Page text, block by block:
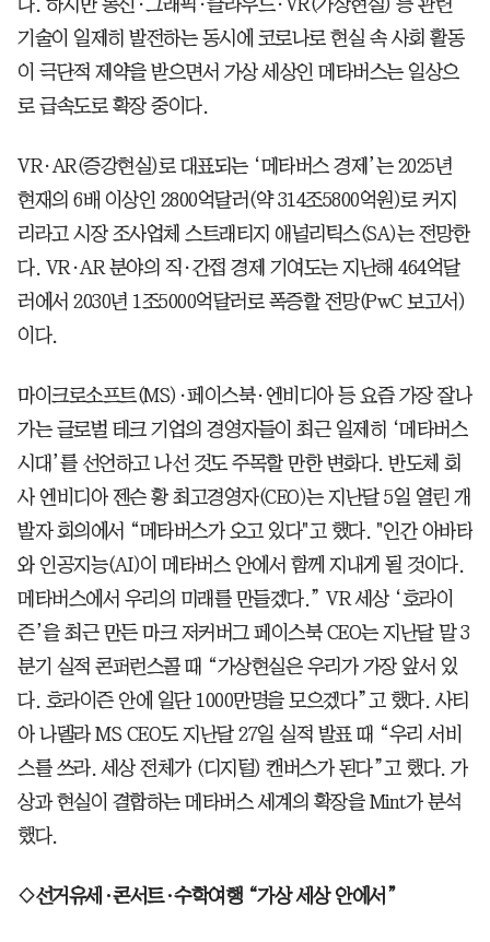
다. 하지만 통신·그래픽·클라우드·VR(가상현실) 등 관련
기술이 일제히 발전하는 동시에 코로나로 현실 속 사회 활동
이 극단적 제약을 받으면서 가상 세상인 메타버스는 일상으
로 급속도로 확장 중이다.
VR·AR(증강현실)로 대표되는 ‘메타버스 경제’는 2025년
현재의 6배 이상인 2800억달러(약 314조5800억원)로 커지
리라고 시장 조사업체 스트래티지 애널리틱스(SA)는 전망한
다. VR·AR 분야의 직·간접 경제 기여도는 지난해 464억달
러에서 2030년 1조5000억달러로 폭증할 전망(PwC 보고서)
이다.
마이크로소프트(MS)·페이스북·엔비디아 등 요즘 가장 잘나
가는 글로벌 테크 기업의 경영자들이 최근 일제히 ‘메타버스
시대’를 선언하고 나선 것도 주목할 만한 변화다. 반도체 회
사 엔비디아 젠슨 황 최고경영자(CEO)는 지난달 5일 열린 개
발자 회의에서 “메타버스가 오고 있다"고 했다. "인간 아바타
와 인공지능(AI)이 메타버스 안에서 함께 지내게 될 것이다.
메타버스에서 우리의 미래를 만들겠다.” VR 세상 ‘호라이
즌’을 최근 만든 마크 저커버그 페이스북 CEO는 지난달 말 3
분기 실적 콘퍼런스콜 때 “가상현실은 우리가 가장 앞서 있
다. 호라이즌 안에 일단 1000만명을 모으겠다”고 했다. 사티
아 나델라 MS CEO도 지난달 27일 실적 발표 때 “우리 서비
스를 쓰라. 세상 전체가 (디지털) 캔버스가 된다”고 했다. 가
상과 현실이 결합하는 메타버스 세계의 확장을 Mint가 분석
했다.
◇선거유세·콘서트·수학여행 “가상 세상 안에서”